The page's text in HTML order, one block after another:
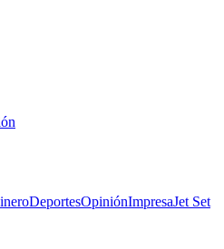
DeportesOpiniónImpresaJet Set